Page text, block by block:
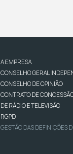
A EMPRESA
CONSELHO GERAL
CONSELHO DE OPINIÃO
CONTRATO DE
DE RÁDIO E TELEVISÃO
RGPD
GESTÃO DAS DEFINIÇÕES